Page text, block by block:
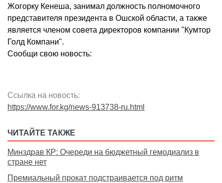
Жогорку Кенеша, занимал должность полномочного
представителя президента в Ошской области, а также
является членом совета директоров компании "Кумтор
Голд Компани".
Сообщи свою новость:
Ссылка на новость:
https://www.for.kg/news-913738-ru.html
ЧИТАЙТЕ ТАКЖЕ
Минздрав КР: Очереди на бюджетный гемодиализ в
стране нет
Премиальный прокат подстраивается под ритм